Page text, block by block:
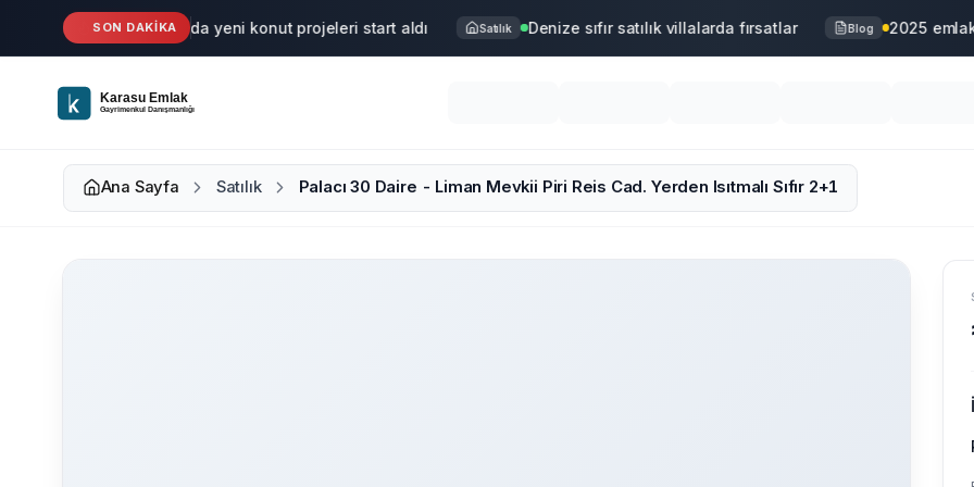
Ana içeriğe geç
SON DAKİKA
Haber Karasu'da yeni konut projeleri start aldı Satılık Denize sıfır satılık villalarda fırsatlar Blog 2025 emlak
Ana Sayfa Satılık Palacı 30 Daire - Liman Mevkii Piri Reis Cad. Yerden Isıtmalı Sıfır 2+1